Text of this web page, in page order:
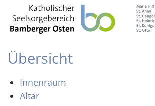
Zum Inhalt springen
Übersicht
Innenraum
Altar